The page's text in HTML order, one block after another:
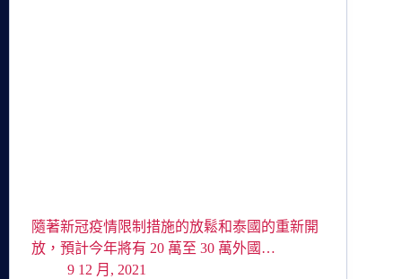
隨著新冠疫情限制措施的放鬆和泰國的重新開
放，預計今年將有 20 萬至 30 萬外國…
9 12 月, 2021